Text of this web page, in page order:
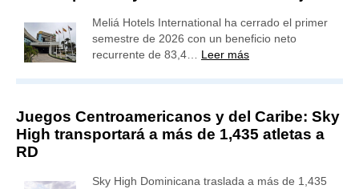
Meliá Hotels International ha cerrado el primer
semestre de 2026 con un beneficio neto
recurrente de 83,4… Leer más
Juegos Centroamericanos y del Caribe: Sky
High transportará a más de 1,435 atletas a
RD
Sky High Dominicana traslada a más de 1,435